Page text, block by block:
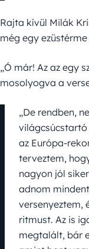
Rajta kívül Milák
még egy
„Ó már! Az az egy
mosolyogva a
„De rendben,
az Európa-
terveztem,
nagyon jól
adnom
versenyeztem,
ritmust. Az is
megtalált, bár